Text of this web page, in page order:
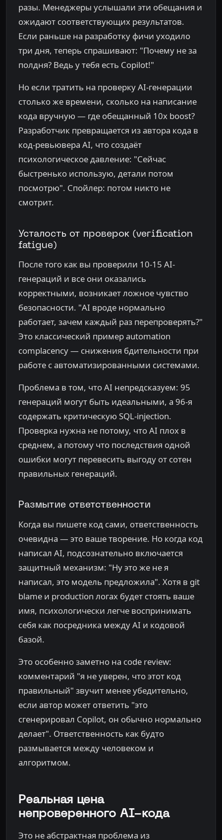
разы. Менеджеры услышали эти обещания и
ожидают соответствующих результатов.
Если раньше на разработку фичи уходило
три дня, теперь спрашивают: "Почему не за
полдня? Ведь у тебя есть Copilot!"
Но если тратить на проверку AI-генерации
столько же времени, сколько на написание
кода вручную — где обещанный 10x boost?
Разработчик превращается из автора кода в
код-ревьювера AI, что создаёт
психологическое давление: "Сейчас
быстренько использую, детали потом
посмотрю". Спойлер: потом никто не
смотрит.
Усталость от проверок (verification
fatigue)
После того как вы проверили 10-15 AI-
генераций и все они оказались
корректными, возникает ложное чувство
безопасности. "AI вроде нормально
работает, зачем каждый раз перепроверять?"
Это классический пример automation
complacency — снижения бдительности при
работе с автоматизированными системами.
Проблема в том, что AI непредсказуем: 95
генераций могут быть идеальными, а 96-я
содержать критическую SQL-injection.
Проверка нужна не потому, что AI плох в
среднем, а потому что последствия одной
ошибки могут перевесить выгоду от сотен
правильных генераций.
Размытие ответственности
Когда вы пишете код сами, ответственность
очевидна — это ваше творение. Но когда код
написал AI, подсознательно включается
защитный механизм: "Ну это же не я
написал, это модель предложила". Хотя в git
blame и production логах будет стоять ваше
имя, психологически легче воспринимать
себя как посредника между AI и кодовой
базой.
Это особенно заметно на code review:
комментарий "я не уверен, что этот код
правильный" звучит менее убедительно,
если автор может ответить "это
сгенерировал Copilot, он обычно нормально
делает". Ответственность как будто
размывается между человеком и
алгоритмом.
Реальная цена
непроверенного AI-кода
Это не абстрактная проблема из